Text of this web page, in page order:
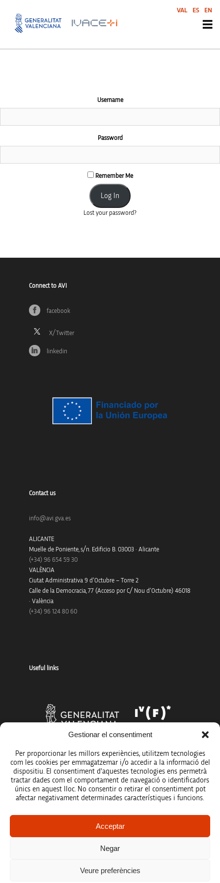
Gestionar el consentiment
Per proporcionar les millors experiències, utilitzem tecnologies
com les cookies per emmagatzemar i/o accedir a la informació del
dispositiu. El consentiment d'aquestes tecnologies ens permetrà
tractar dades com el comportament de navegació o identificadors
únics en aquest lloc. No consentir o retirar el consentiment pot
afectar negativament determinades característiques i funcions.
Acceptar
Negar
Veure preferències
Username
Password
Remember Me
Lost your password?
Connect to AVI
facebook
linkedin
Contact us
info@avi.gva.es
ALICANTE
Muelle de Poniente, s/n. Edificio B. 03003 · Alicante
(+34) 96 654 59 30
VALÈNCIA
Ciutat Administrativa 9 d’Octubre – Torre 2
Calle de la Democracia, 77 (Acceso por C/ Nou d’Octubre) 46018
· València
(+34) 96 124 80 60
Useful links
Legal notice
VAL ES EN